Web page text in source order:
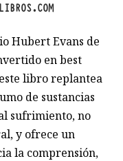
Hubert Evans de
en best
libro replantea
de sustancias
sufrimiento, no
y ofrece un
la comprensión,